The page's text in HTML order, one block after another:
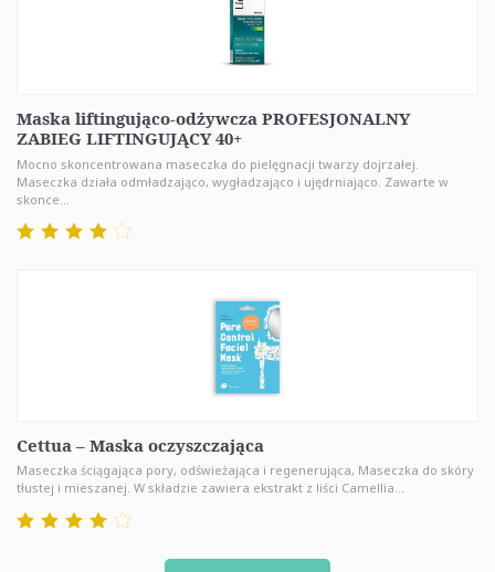
Maska liftingująco-odżywcza PROFESJONALNY
ZABIEG LIFTINGUJĄCY 40+
Mocno skoncentrowana maseczka do pielęgnacji twarzy dojrzałej.
Maseczka działa odmładzająco, wygładzająco i ujędrniająco. Zawarte w
skonce...
Cettua – Maska oczyszczająca
Maseczka ściągająca pory, odświeżająca i regenerująca, Maseczka do skóry
tłustej i mieszanej. W składzie zawiera ekstrakt z liści Camellia...